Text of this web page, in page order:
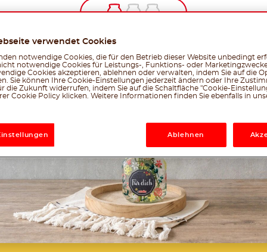
was dir gefällt Facebook
Twitter
verwendet Cookies
notwendige Cookies, die für den Betrieb dieser Website unbedingt
notwendige Cookies für Leistungs-, Funktions- oder
Cookies akzeptieren, ablehnen oder verwalten, indem Sie auf die
Sie können Ihre Cookie-Einstellungen jederzeit ändern oder Ihre
die Zukunft widerrufen, indem Sie auf die Schaltfläche "Cookie-
Cookie Policy klicken. Weitere Informationen finden Sie ebenfalls in
Ablehnen